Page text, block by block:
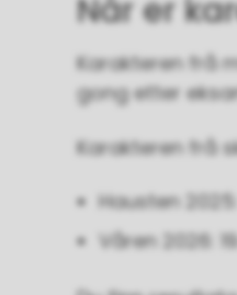
Når er
Karakteren frå
gong etter
Karakteren frå
Hausten
Våren 2026: